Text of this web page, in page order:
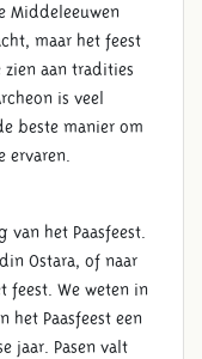
Middeleeuwen
maar het feest
zien aan tradities
is veel
beste manier om
ervaren.
het Paasfeest.
Ostara, of naar
feest. We weten in
het Paasfeest een
jaar. Pasen valt